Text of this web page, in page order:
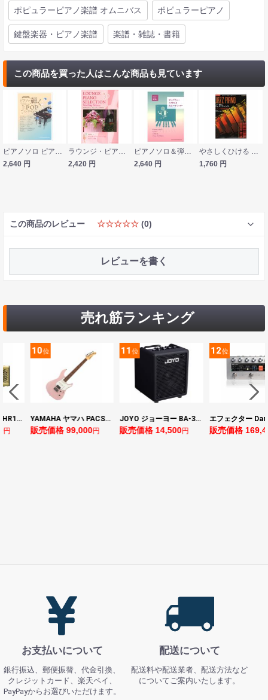
ポピュラーピアノ楽譜 オムニバス ポピュラーピアノ
鍵盤楽器・ピアノ楽譜 楽譜・雑誌・書籍
この商品を買った人はこんな商品も見ています
2,640 円
2,420 円
ピアノソロ＆弾き語り ゆったり楽しむ J-Hits＆スローナンバー シンコーミュージック
2,640 円
1,760 円
この商品のレビュー ☆☆☆☆☆ (0)
レビューを書く
売れ筋ランキング
ヤマハ YAMAHA THR10II 小型ギターアンプ
円
10位
YAMAHA ヤマハ PACS+12 ASP Pacifica Standard Plus パシフィカスタンダードプラス エレキギター
販売価格 99,000円
11位
JOYO ジョーヨー BA-30 VIBE CUBE BLK 30W 小型ベースアンプ Bluetooth+OTGオーディオI/F搭載
販売価格 14,500円
12位
販売価格
お支払いについて
銀行振込、郵便振替、代金引換、
クレジットカード、楽天ペイ、
PayPayからお選びいただけます。
配送について
配送料や配送業者、配送方法など
についてご案内いたします。